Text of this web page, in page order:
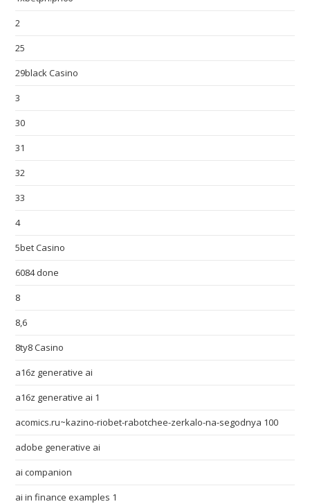
2
25
29black Casino
3
30
31
32
33
4
5bet Casino
6084 done
8
8,6
8ty8 Casino
a16z generative ai
a16z generative ai 1
acomics.ru~kazino-riobet-rabotchee-zerkalo-na-segodnya 100
adobe generative ai
ai companion
ai in finance examples 1